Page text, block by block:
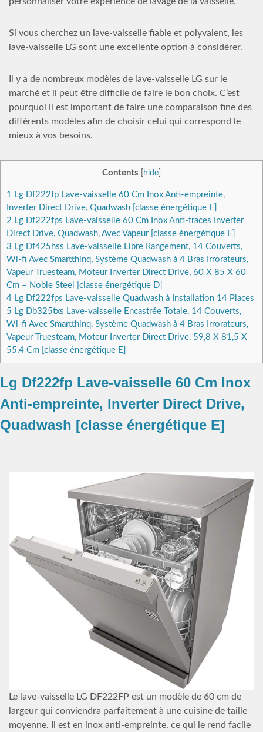
Si vous cherchez un lave-vaisselle fiable et polyvalent, les
lave-vaisselle LG sont une excellente option à considérer.
Il y a de nombreux modèles de lave-vaisselle LG sur le
marché et il peut être difficile de faire le bon choix. C’est
pourquoi il est important de faire une comparaison fine des
différents modèles afin de choisir celui qui correspond le
mieux à vos besoins.
Contents hide
1 Lg Df222fp Lave-vaisselle 60 Cm Inox Anti-empreinte,
Inverter Direct Drive, Quadwash [classe énergétique E]
2 Lg Df222fps Lave-vaisselle 60 Cm Inox Anti-traces Inverter
Direct Drive, Quadwash, Avec Vapeur [classe énergétique E]
3 Lg Df425hss Lave-vaisselle Libre Rangement, 14 Couverts,
Wi-fi Avec Smartthinq, Système Quadwash à 4 Bras Irrorateurs,
Vapeur Truesteam, Moteur Inverter Direct Drive, 60 X 85 X 60
Cm – Noble Steel [classe énergétique D]
4 Lg Df222fps Lave-vaisselle Quadwash à Installation 14 Places
5 Lg Db325txs Lave-vaisselle Encastrée Totale, 14 Couverts,
Wi-fi Avec Smartthinq, Système Quadwash à 4 Bras Irrorateurs,
Vapeur Truesteam, Moteur Inverter Direct Drive, 59,8 X 81,5 X
55,4 Cm [classe énergétique E]
Lg Df222fp Lave-vaisselle 60 Cm Inox
Anti-empreinte, Inverter Direct Drive,
Quadwash [classe énergétique E]
Le lave-vaisselle LG DF222FP est un modèle de 60 cm de
largeur qui conviendra parfaitement à une cuisine de taille
moyenne. Il est en inox anti-empreinte, ce qui le rend facile